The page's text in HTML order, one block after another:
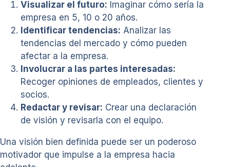
Visualizar el futuro: Imaginar cómo sería la
empresa en 5, 10 o 20 años.
Identificar tendencias: Analizar las
tendencias del mercado y cómo pueden
afectar a la empresa.
Involucrar a las partes interesadas:
Recoger opiniones de empleados, clientes y
socios.
Redactar y revisar: Crear una declaración
de visión y revisarla con el equipo.
Una visión bien definida puede ser un poderoso
motivador que impulse a la empresa hacia